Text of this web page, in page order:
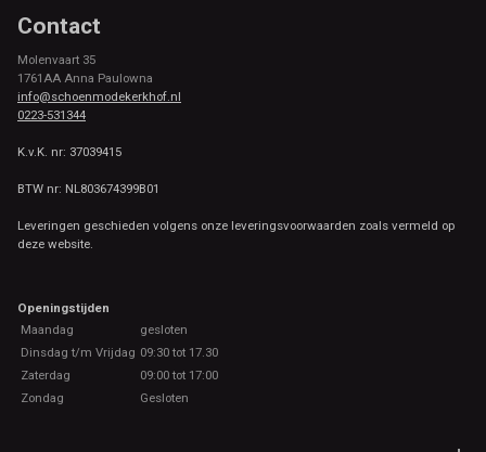
Contact
Molenvaart 35
1761AA Anna Paulowna
info@schoenmodekerkhof.nl
0223-531344
K.v.K. nr: 37039415
BTW nr: NL803674399B01
Leveringen geschieden volgens onze leveringsvoorwaarden zoals vermeld op
deze website.
Openingstijden
Maandag
gesloten
Dinsdag t/m Vrijdag 09:30 tot 17.30
Zaterdag
09:00 tot 17:00
Zondag
Gesloten